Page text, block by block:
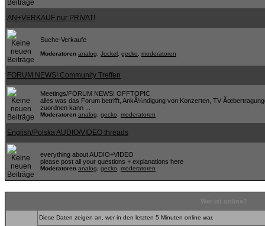
AN+VERKAUF nur PRIVAT!
Suche-Verkaufe
Moderatoren analog Jockel gecko moderatoren
FORUM NEWS! Community Treffen
Meetings/FORUM NEWS! OFFTOPIC
alles was das Forum betrifft, AnkÃ¼ndigung von Konzerten, TV
zuordnen kann ...
Moderatoren analog gecko moderatoren
English/Polska AUDIO/VIDEO threads
everything about AUDIO+VIDEO
please post all your questions + explanations here
Moderatoren analog gecko moderatoren
Diese Daten zeigen an, wer in den letzten 5 Minuten online war.